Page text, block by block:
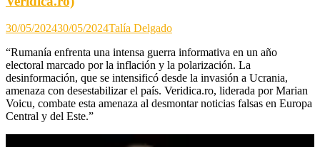
30/05/202430/05/2024Talía Delgado
“Rumanía enfrenta una intensa guerra informativa en un año
electoral marcado por la inflación y la polarización. La
desinformación, que se intensificó desde la invasión a Ucrania,
amenaza con desestabilizar el país. Veridica.ro, liderada por Marian
Voicu, combate esta amenaza al desmontar noticias falsas en Europa
Central y del Este.”